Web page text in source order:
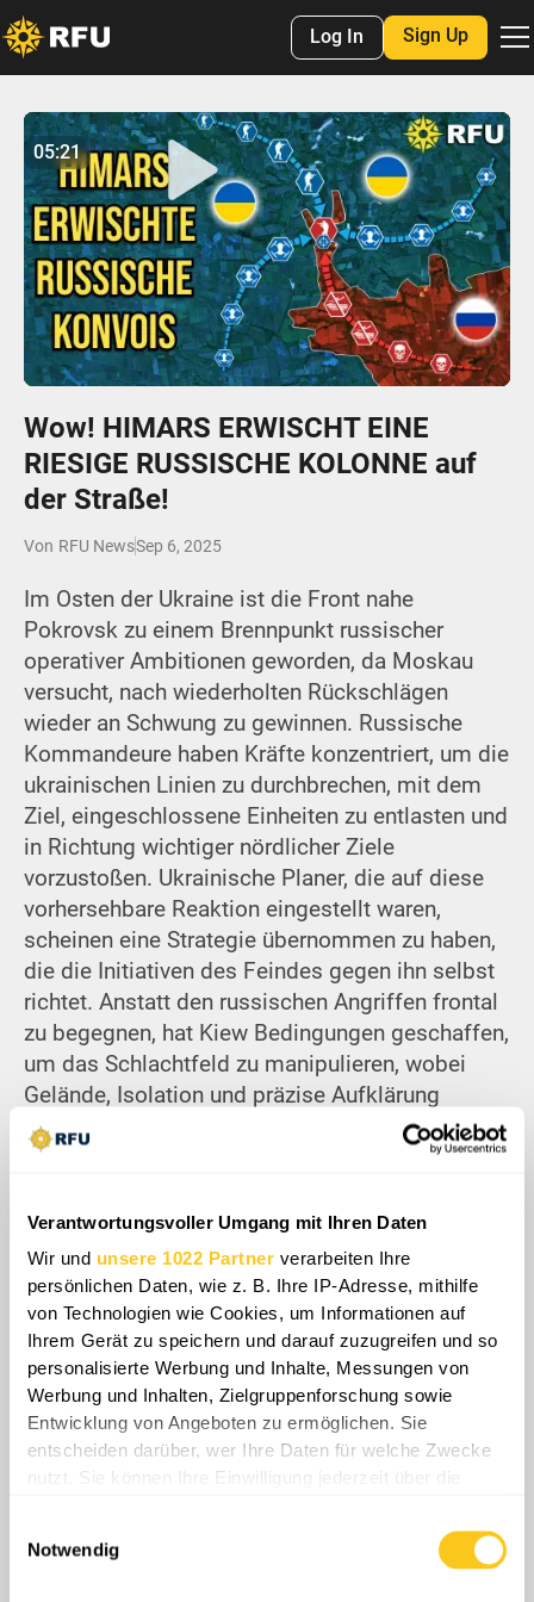
Verantwortungsvoller Umgang mit Ihren Daten
Wir und unsere 1022 Partner verarbeiten Ihre
persönlichen Daten, wie z. B. Ihre IP-Adresse, mithilfe
von Technologien wie Cookies, um Informationen auf
Ihrem Gerät zu speichern und darauf zuzugreifen und so
personalisierte Werbung und Inhalte, Messungen von
Werbung und Inhalten, Zielgruppenforschung sowie
Entwicklung von Angeboten zu ermöglichen. Sie
entscheiden darüber, wer Ihre Daten für welche Zwecke
nutzt. Sie können Ihre Einwilligung jederzeit über die
Notwendig
Log In Sign Up
Play
05:21
Mute Settings
Enter
No items found.
05:21
Wow! HIMARS ERWISCHT EINE
RIESIGE RUSSISCHE KOLONNE auf
der Straße!
Von RFU NewsSep 6, 2025
Im Osten der Ukraine ist die Front nahe
Pokrovsk zu einem Brennpunkt russischer
operativer Ambitionen geworden, da Moskau
versucht, nach wiederholten Rückschlägen
wieder an Schwung zu gewinnen. Russische
Kommandeure haben Kräfte konzentriert, um die
ukrainischen Linien zu durchbrechen, mit dem
Ziel, eingeschlossene Einheiten zu entlasten und
in Richtung wichtiger nördlicher Ziele
vorzustoßen. Ukrainische Planer, die auf diese
vorhersehbare Reaktion eingestellt waren,
scheinen eine Strategie übernommen zu haben,
die die Initiativen des Feindes gegen ihn selbst
richtet. Anstatt den russischen Angriffen frontal
zu begegnen, hat Kiew Bedingungen geschaffen,
um das Schlachtfeld zu manipulieren, wobei
Gelände, Isolation und präzise Aufklärung
genutzt werden, um die Bewegungen des
Feindes zu kontrollieren. Die Situation ist nicht
sorgfältig orchestrierte Falle, die darauf abzielt,
russische Verluste zu maximieren und
gleichzeitig ukrainische Verluste zu minimieren.
In diesem dynamischen Umfeld riskiert jedes
russische Manöver, in die umfassendere
Strategie Kiews zu spielen, da das
Gleichgewicht zwischen offensiver Ambition
und operativer Verwundbarkeit immer deutlicher